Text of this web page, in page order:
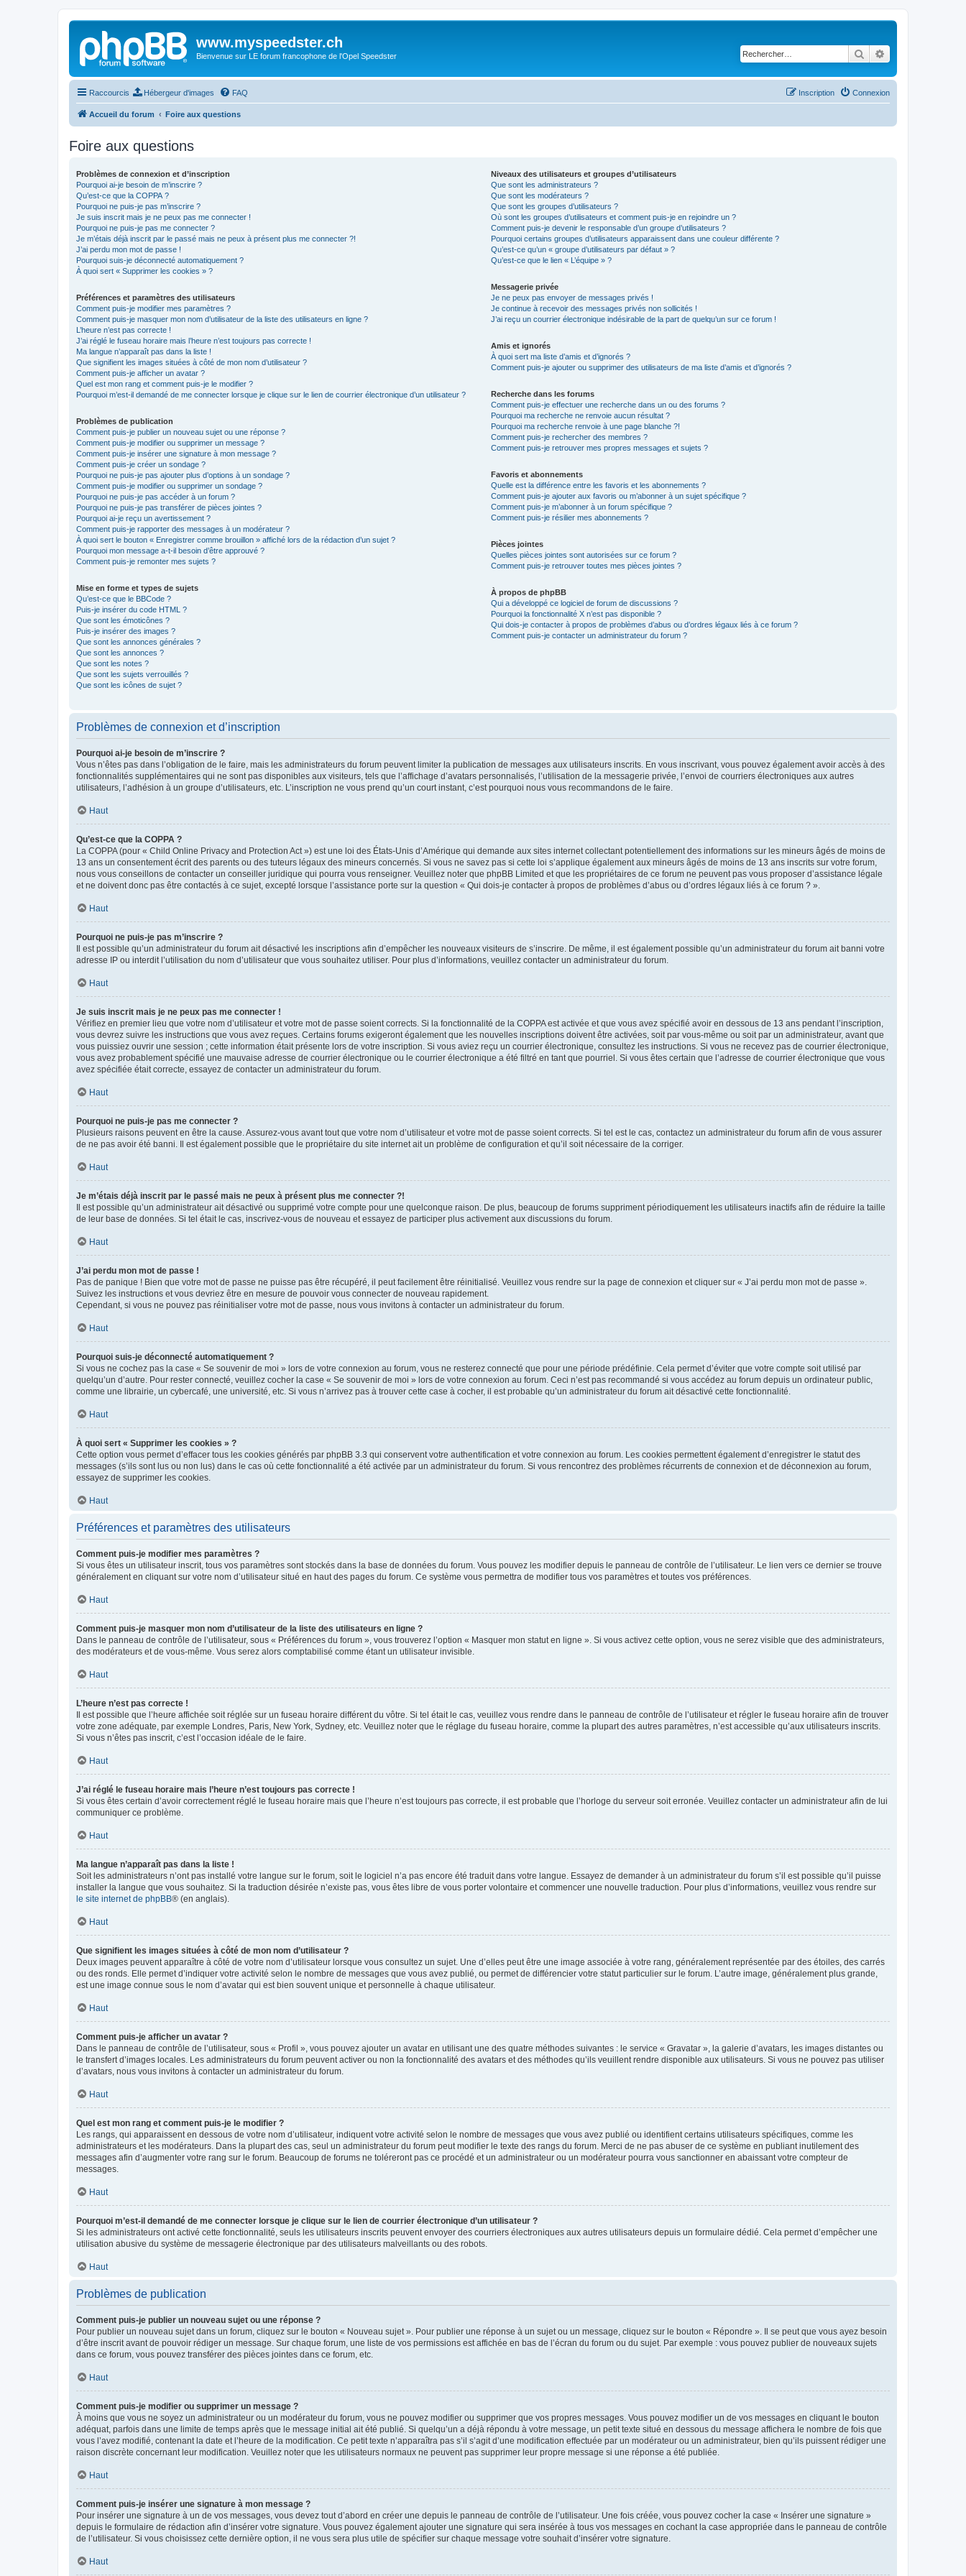
www.myspeedster.ch
Bienvenue sur LE forum francophone de l'Opel Speedster Rechercher
Raccourcis Hébergeur d'images FAQ Connexion
Inscription
Accueil du forum Foire aux questions
Foire aux questions
Problèmes de connexion et d’inscription
Pourquoi ai-je besoin de m’inscrire ?
Qu’est-ce que la COPPA ?
Pourquoi ne puis-je pas m’inscrire ?
Je suis inscrit mais je ne peux pas me connecter !
Pourquoi ne puis-je pas me connecter ?
Je m’étais déjà inscrit par le passé mais ne peux à présent plus me connecter ?!
J’ai perdu mon mot de passe !
Pourquoi suis-je déconnecté automatiquement ?
À quoi sert « Supprimer les cookies » ?
Préférences et paramètres des utilisateurs
Comment puis-je modifier mes paramètres ?
Comment puis-je masquer mon nom d’utilisateur de la liste des utilisateurs en ligne ?
L’heure n’est pas correcte !
J’ai réglé le fuseau horaire mais l’heure n’est toujours pas correcte !
Ma langue n’apparaît pas dans la liste !
Que signifient les images situées à côté de mon nom d’utilisateur ?
Comment puis-je afficher un avatar ?
Quel est mon rang et comment puis-je le modifier ?
Pourquoi m’est-il demandé de me connecter lorsque je clique sur le lien de courrier électronique d’un utilisateur ?
Problèmes de publication
Comment puis-je publier un nouveau sujet ou une réponse ?
Comment puis-je modifier ou supprimer un message ?
Comment puis-je insérer une signature à mon message ?
Comment puis-je créer un sondage ?
Pourquoi ne puis-je pas ajouter plus d’options à un sondage ?
Comment puis-je modifier ou supprimer un sondage ?
Pourquoi ne puis-je pas accéder à un forum ?
Pourquoi ne puis-je pas transférer de pièces jointes ?
Pourquoi ai-je reçu un avertissement ?
Comment puis-je rapporter des messages à un modérateur ?
À quoi sert le bouton « Enregistrer comme brouillon » affiché lors de la rédaction d’un sujet ?
Pourquoi mon message a-t-il besoin d’être approuvé ?
Comment puis-je remonter mes sujets ?
Mise en forme et types de sujets
Qu’est-ce que le BBCode ?
Puis-je insérer du code HTML ?
Que sont les émoticônes ?
Puis-je insérer des images ?
Que sont les annonces générales ?
Que sont les annonces ?
Que sont les notes ?
Que sont les sujets verrouillés ?
Que sont les icônes de sujet ?
Niveaux des utilisateurs et groupes d’utilisateurs
Que sont les administrateurs ?
Que sont les modérateurs ?
Que sont les groupes d’utilisateurs ?
Où sont les groupes d’utilisateurs et comment puis-je en rejoindre un ?
Comment puis-je devenir le responsable d’un groupe d’utilisateurs ?
Pourquoi certains groupes d’utilisateurs apparaissent dans une couleur différente ?
Qu’est-ce qu’un « groupe d’utilisateurs par défaut » ?
Qu’est-ce que le lien « L’équipe » ?
Messagerie privée
Je ne peux pas envoyer de messages privés !
Je continue à recevoir des messages privés non sollicités !
J’ai reçu un courrier électronique indésirable de la part de quelqu’un sur ce forum !
Amis et ignorés
À quoi sert ma liste d’amis et d’ignorés ?
Comment puis-je ajouter ou supprimer des utilisateurs de ma liste d’amis et d’ignorés ?
Recherche dans les forums
Comment puis-je effectuer une recherche dans un ou des forums ?
Pourquoi ma recherche ne renvoie aucun résultat ?
Pourquoi ma recherche renvoie à une page blanche ?!
Comment puis-je rechercher des membres ?
Comment puis-je retrouver mes propres messages et sujets ?
Favoris et abonnements
Quelle est la différence entre les favoris et les abonnements ?
Comment puis-je ajouter aux favoris ou m’abonner à un sujet spécifique ?
Comment puis-je m’abonner à un forum spécifique ?
Comment puis-je résilier mes abonnements ?
Pièces jointes
Quelles pièces jointes sont autorisées sur ce forum ?
Comment puis-je retrouver toutes mes pièces jointes ?
À propos de phpBB
Qui a développé ce logiciel de forum de discussions ?
Pourquoi la fonctionnalité X n’est pas disponible ?
Qui dois-je contacter à propos de problèmes d’abus ou d’ordres légaux liés à ce forum ?
Comment puis-je contacter un administrateur du forum ?
Problèmes de connexion et d’inscription
Pourquoi ai-je besoin de m’inscrire ?
Vous n’êtes pas dans l’obligation de le faire, mais les administrateurs du forum peuvent limiter la publication de messages aux utilisateurs inscrits. En vous inscrivant, vous pouvez également avoir accès à des
fonctionnalités supplémentaires qui ne sont pas disponibles aux visiteurs, tels que l’affichage d’avatars personnalisés, l’utilisation de la messagerie privée, l’envoi de courriers électroniques aux autres
utilisateurs, l’adhésion à un groupe d’utilisateurs, etc. L’inscription ne vous prend qu’un court instant, c’est pourquoi nous vous recommandons de le faire.
Haut
Qu’est-ce que la COPPA ?
La COPPA (pour « Child Online Privacy and Protection Act ») est une loi des États-Unis d’Amérique qui demande aux sites internet collectant potentiellement des informations sur les mineurs âgés de moins de
13 ans un consentement écrit des parents ou des tuteurs légaux des mineurs concernés. Si vous ne savez pas si cette loi s’applique également aux mineurs âgés de moins de 13 ans inscrits sur votre forum,
nous vous conseillons de contacter un conseiller juridique qui pourra vous renseigner. Veuillez noter que phpBB Limited et que les propriétaires de ce forum ne peuvent pas vous proposer d’assistance légale
et ne doivent donc pas être contactés à ce sujet, excepté lorsque l’assistance porte sur la question « Qui dois-je contacter à propos de problèmes d’abus ou d’ordres légaux liés à ce forum ? ».
Haut
Pourquoi ne puis-je pas m’inscrire ?
Il est possible qu’un administrateur du forum ait désactivé les inscriptions afin d’empêcher les nouveaux visiteurs de s’inscrire. De même, il est également possible qu’un administrateur du forum ait banni votre
adresse IP ou interdit l’utilisation du nom d’utilisateur que vous souhaitez utiliser. Pour plus d’informations, veuillez contacter un administrateur du forum.
Haut
Je suis inscrit mais je ne peux pas me connecter !
Vérifiez en premier lieu que votre nom d’utilisateur et votre mot de passe soient corrects. Si la fonctionnalité de la COPPA est activée et que vous avez spécifié avoir en dessous de 13 ans pendant l’inscription,
vous devrez suivre les instructions que vous avez reçues. Certains forums exigeront également que les nouvelles inscriptions doivent être activées, soit par vous-même ou soit par un administrateur, avant que
vous puissiez ouvrir une session ; cette information était présente lors de votre inscription. Si vous aviez reçu un courrier électronique, consultez les instructions. Si vous ne recevez pas de courrier électronique,
vous avez probablement spécifié une mauvaise adresse de courrier électronique ou le courrier électronique a été filtré en tant que pourriel. Si vous êtes certain que l’adresse de courrier électronique que vous
avez spécifiée était correcte, essayez de contacter un administrateur du forum.
Haut
Pourquoi ne puis-je pas me connecter ?
Plusieurs raisons peuvent en être la cause. Assurez-vous avant tout que votre nom d’utilisateur et votre mot de passe soient corrects. Si tel est le cas, contactez un administrateur du forum afin de vous assurer
de ne pas avoir été banni. Il est également possible que le propriétaire du site internet ait un problème de configuration et qu’il soit nécessaire de la corriger.
Haut
Je m’étais déjà inscrit par le passé mais ne peux à présent plus me connecter ?!
Il est possible qu’un administrateur ait désactivé ou supprimé votre compte pour une quelconque raison. De plus, beaucoup de forums suppriment périodiquement les utilisateurs inactifs afin de réduire la taille
de leur base de données. Si tel était le cas, inscrivez-vous de nouveau et essayez de participer plus activement aux discussions du forum.
Haut
J’ai perdu mon mot de passe !
Pas de panique ! Bien que votre mot de passe ne puisse pas être récupéré, il peut facilement être réinitialisé. Veuillez vous rendre sur la page de connexion et cliquer sur « J’ai perdu mon mot de passe ».
Suivez les instructions et vous devriez être en mesure de pouvoir vous connecter de nouveau rapidement.
Cependant, si vous ne pouvez pas réinitialiser votre mot de passe, nous vous invitons à contacter un administrateur du forum.
Haut
Pourquoi suis-je déconnecté automatiquement ?
Si vous ne cochez pas la case « Se souvenir de moi » lors de votre connexion au forum, vous ne resterez connecté que pour une période prédéfinie. Cela permet d’éviter que votre compte soit utilisé par
quelqu’un d’autre. Pour rester connecté, veuillez cocher la case « Se souvenir de moi » lors de votre connexion au forum. Ceci n’est pas recommandé si vous accédez au forum depuis un ordinateur public,
comme une librairie, un cybercafé, une université, etc. Si vous n’arrivez pas à trouver cette case à cocher, il est probable qu’un administrateur du forum ait désactivé cette fonctionnalité.
Haut
À quoi sert « Supprimer les cookies » ?
Cette option vous permet d’effacer tous les cookies générés par phpBB 3.3 qui conservent votre authentification et votre connexion au forum. Les cookies permettent également d’enregistrer le statut des
messages (s’ils sont lus ou non lus) dans le cas où cette fonctionnalité a été activée par un administrateur du forum. Si vous rencontrez des problèmes récurrents de connexion et de déconnexion au forum,
essayez de supprimer les cookies.
Haut
Préférences et paramètres des utilisateurs
Comment puis-je modifier mes paramètres ?
Si vous êtes un utilisateur inscrit, tous vos paramètres sont stockés dans la base de données du forum. Vous pouvez les modifier depuis le panneau de contrôle de l’utilisateur. Le lien vers ce dernier se trouve
généralement en cliquant sur votre nom d’utilisateur situé en haut des pages du forum. Ce système vous permettra de modifier tous vos paramètres et toutes vos préférences.
Haut
Comment puis-je masquer mon nom d’utilisateur de la liste des utilisateurs en ligne ?
Dans le panneau de contrôle de l’utilisateur, sous « Préférences du forum », vous trouverez l’option « Masquer mon statut en ligne ». Si vous activez cette option, vous ne serez visible que des administrateurs,
des modérateurs et de vous-même. Vous serez alors comptabilisé comme étant un utilisateur invisible.
Haut
L’heure n’est pas correcte !
Il est possible que l’heure affichée soit réglée sur un fuseau horaire différent du vôtre. Si tel était le cas, veuillez vous rendre dans le panneau de contrôle de l’utilisateur et régler le fuseau horaire afin de trouver
votre zone adéquate, par exemple Londres, Paris, New York, Sydney, etc. Veuillez noter que le réglage du fuseau horaire, comme la plupart des autres paramètres, n’est accessible qu’aux utilisateurs inscrits.
Si vous n’êtes pas inscrit, c’est l’occasion idéale de le faire.
Haut
J’ai réglé le fuseau horaire mais l’heure n’est toujours pas correcte !
Si vous êtes certain d’avoir correctement réglé le fuseau horaire mais que l’heure n’est toujours pas correcte, il est probable que l’horloge du serveur soit erronée. Veuillez contacter un administrateur afin de lui
communiquer ce problème.
Haut
Ma langue n’apparaît pas dans la liste !
Soit les administrateurs n’ont pas installé votre langue sur le forum, soit le logiciel n’a pas encore été traduit dans votre langue. Essayez de demander à un administrateur du forum s’il est possible qu’il puisse
installer la langue que vous souhaitez. Si la traduction désirée n’existe pas, vous êtes libre de vous porter volontaire et commencer une nouvelle traduction. Pour plus d’informations, veuillez vous rendre sur
le site internet de phpBB® (en anglais).
Haut
Que signifient les images situées à côté de mon nom d’utilisateur ?
Deux images peuvent apparaître à côté de votre nom d’utilisateur lorsque vous consultez un sujet. Une d’elles peut être une image associée à votre rang, généralement représentée par des étoiles, des carrés
ou des ronds. Elle permet d’indiquer votre activité selon le nombre de messages que vous avez publié, ou permet de différencier votre statut particulier sur le forum. L’autre image, généralement plus grande,
est une image connue sous le nom d’avatar qui est bien souvent unique et personnelle à chaque utilisateur.
Haut
Comment puis-je afficher un avatar ?
Dans le panneau de contrôle de l’utilisateur, sous « Profil », vous pouvez ajouter un avatar en utilisant une des quatre méthodes suivantes : le service « Gravatar », la galerie d’avatars, les images distantes ou
le transfert d’images locales. Les administrateurs du forum peuvent activer ou non la fonctionnalité des avatars et des méthodes qu’ils veuillent rendre disponible aux utilisateurs. Si vous ne pouvez pas utiliser
d’avatars, nous vous invitons à contacter un administrateur du forum.
Haut
Quel est mon rang et comment puis-je le modifier ?
Les rangs, qui apparaissent en dessous de votre nom d’utilisateur, indiquent votre activité selon le nombre de messages que vous avez publié ou identifient certains utilisateurs spécifiques, comme les
administrateurs et les modérateurs. Dans la plupart des cas, seul un administrateur du forum peut modifier le texte des rangs du forum. Merci de ne pas abuser de ce système en publiant inutilement des
messages afin d’augmenter votre rang sur le forum. Beaucoup de forums ne toléreront pas ce procédé et un administrateur ou un modérateur pourra vous sanctionner en abaissant votre compteur de
messages.
Haut
Pourquoi m’est-il demandé de me connecter lorsque je clique sur le lien de courrier électronique d’un utilisateur ?
Si les administrateurs ont activé cette fonctionnalité, seuls les utilisateurs inscrits peuvent envoyer des courriers électroniques aux autres utilisateurs depuis un formulaire dédié. Cela permet d’empêcher une
utilisation abusive du système de messagerie électronique par des utilisateurs malveillants ou des robots.
Haut
Problèmes de publication
Comment puis-je publier un nouveau sujet ou une réponse ?
Pour publier un nouveau sujet dans un forum, cliquez sur le bouton « Nouveau sujet ». Pour publier une réponse à un sujet ou un message, cliquez sur le bouton « Répondre ». Il se peut que vous ayez besoin
d’être inscrit avant de pouvoir rédiger un message. Sur chaque forum, une liste de vos permissions est affichée en bas de l’écran du forum ou du sujet. Par exemple : vous pouvez publier de nouveaux sujets
dans ce forum, vous pouvez transférer des pièces jointes dans ce forum, etc.
Haut
Comment puis-je modifier ou supprimer un message ?
À moins que vous ne soyez un administrateur ou un modérateur du forum, vous ne pouvez modifier ou supprimer que vos propres messages. Vous pouvez modifier un de vos messages en cliquant le bouton
adéquat, parfois dans une limite de temps après que le message initial ait été publié. Si quelqu’un a déjà répondu à votre message, un petit texte situé en dessous du message affichera le nombre de fois que
vous l’avez modifié, contenant la date et l’heure de la modification. Ce petit texte n’apparaîtra pas s’il s’agit d’une modification effectuée par un modérateur ou un administrateur, bien qu’ils puissent rédiger une
raison discrète concernant leur modification. Veuillez noter que les utilisateurs normaux ne peuvent pas supprimer leur propre message si une réponse a été publiée.
Haut
Comment puis-je insérer une signature à mon message ?
Pour insérer une signature à un de vos messages, vous devez tout d’abord en créer une depuis le panneau de contrôle de l’utilisateur. Une fois créée, vous pouvez cocher la case « Insérer une signature »
depuis le formulaire de rédaction afin d’insérer votre signature. Vous pouvez également ajouter une signature qui sera insérée à tous vos messages en cochant la case appropriée dans le panneau de contrôle
de l’utilisateur. Si vous choisissez cette dernière option, il ne vous sera plus utile de spécifier sur chaque message votre souhait d’insérer votre signature.
Haut